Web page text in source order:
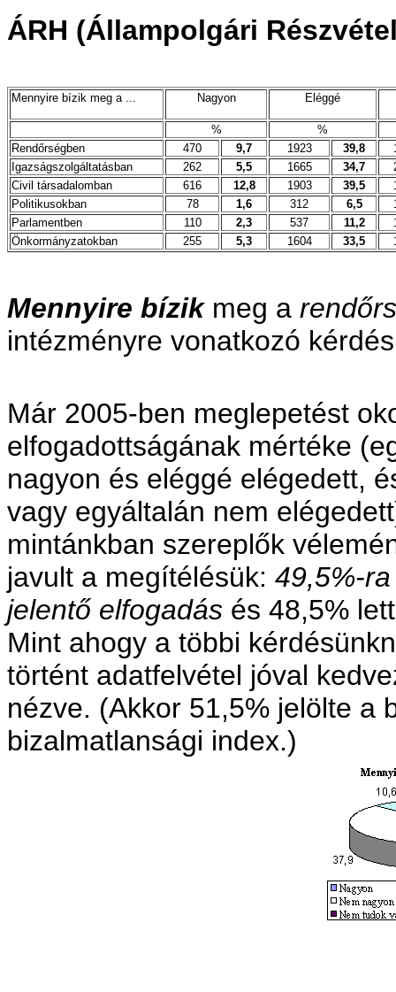
ÁRH (Állampolgári
Mennyire bízik meg a ... Nagyon Eléggé
%
%
Rendőrségben
470 9,7 1923 39,8
Igazságszolgáltatásban
262 5,5 1665 34,7
Civil társadalomban
616 12,8 1903 39,5
Politikusokban
78 1,6 312 6,5
Parlamentben
110 2,3 537 11,2
Önkormányzatokban
255 5,3 1604 33,5
Mennyire bízikmeg a
intézményre vonatkozó
Már 2005-ben meglepetést
elfogadottságának mértéke
nagyon és eléggé elégedett,
vagy egyáltalán nem
mintánkban szereplők
javult a megítélésük: 49,5%-
jelentő elfogadás és 48,5%
Mint ahogy a többi
történt adatfelvétel jóval
nézve. (Akkor 51,5% jelölte a
bizalmatlansági index.)